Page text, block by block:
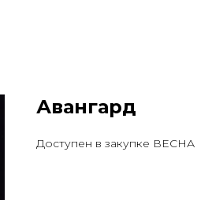
Авангард
Доступен в закупке ВЕСНА